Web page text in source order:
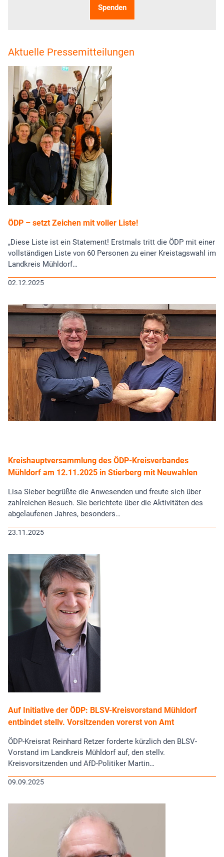
Spenden
Aktuelle Pressemitteilungen
ÖDP – setzt Zeichen mit voller Liste!
„Diese Liste ist ein Statement! Erstmals tritt die ÖDP mit einer
vollständigen Liste von 60 Personen zu einer Kreistagswahl im
Landkreis Mühldorf…
02.12.2025
Kreishauptversammlung des ÖDP-Kreisverbandes
Mühldorf am 12.11.2025 in Stierberg mit Neuwahlen
Lisa Sieber begrüßte die Anwesenden und freute sich über
zahlreichen Besuch. Sie berichtete über die Aktivitäten des
abgelaufenen Jahres, besonders…
23.11.2025
Auf Initiative der ÖDP: BLSV-Kreisvorstand Mühldorf
entbindet stellv. Vorsitzenden vorerst von Amt
ÖDP-Kreisrat Reinhard Retzer forderte kürzlich den BLSV-
Vorstand im Landkreis Mühldorf auf, den stellv.
Kreisvorsitzenden und AfD-Politiker Martin…
09.09.2025